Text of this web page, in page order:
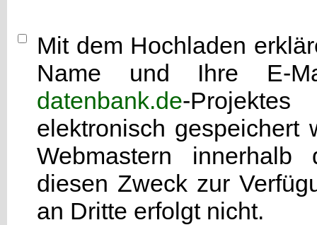
Mit dem Hochladen
Name und Ihre E-
datenbank.de-
elektronisch gespeichert
Webmastern
diesen Zweck zur
an Dritte erfolgt nicht.